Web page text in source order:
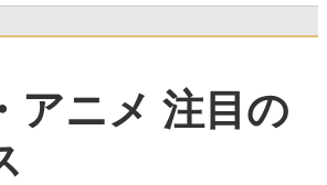
アニメ 注目の